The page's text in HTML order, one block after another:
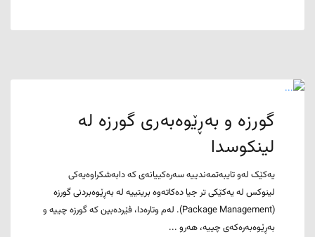
گورزە و بەڕێوەبەری گورزە لە
لینکوسدا
یەکێک لەو تایبەتمەندییە سەرەکییانەی کە دابەشکراوەیەکی
لینوکس لە یەکێکی تر جیا دەکاتەوە بریتییە لە بەڕێوەبردنی گورزە
(Package Management). لەم وتارەدا، فێردەبین کە گورزە چییە و
بەڕێوەبەرەکەی چییە، هەرو ...